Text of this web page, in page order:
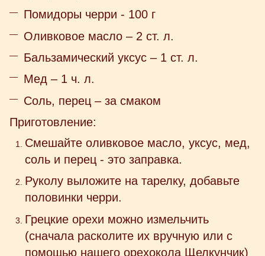
Помидоры черри - 100 г
Оливковое масло – 2 ст. л.
Бальзамический уксус – 1 ст. л.
Мед – 1 ч. л.
Соль, перец – за смаком
Приготовление:
Смешайте оливковое масло, уксус, мед,
соль и перец - это заправка.
Руколу выложите на тарелку, добавьте
половинки черри.
Грецкие орехи можно измельчить
(сначала расколите их вручную или с
помощью нашего орехокола Щелкунчик)